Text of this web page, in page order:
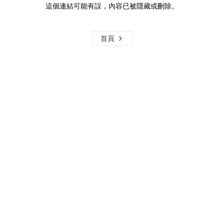
這個連結可能有誤，內容已被隱藏或刪除。
首頁